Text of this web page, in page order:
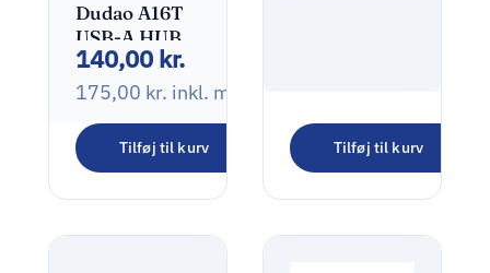
Dudao A16T
USB-A HUB 4
porte
140,00 kr.
175,00 kr. inkl. moms
Tilføj til kurv
Dudao
A28PEU
Adapter
45Watt
210,00kr.
262,50kr.inkl. moms
Tilføj til kurv